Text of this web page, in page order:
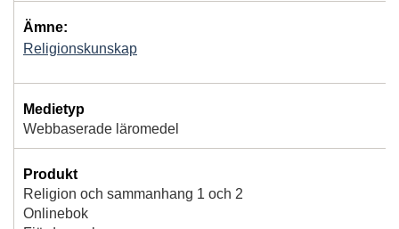
Ämne:
Religionskunskap
Medietyp
Webbaserade läromedel
Produkt
Religion och sammanhang 1 och 2
Onlinebok